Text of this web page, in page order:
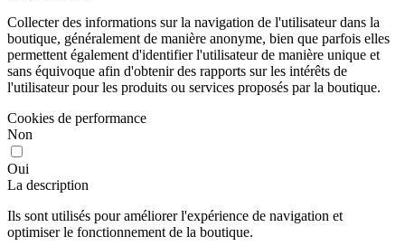
Collecter des informations sur la navigation de l'utilisateur dans la
boutique, généralement de manière anonyme, bien que parfois elles
permettent également d'identifier l'utilisateur de manière unique et
sans équivoque afin d'obtenir des rapports sur les intérêts de
l'utilisateur pour les produits ou services proposés par la boutique.
Cookies de performance
Non
Oui
La description
Ils sont utilisés pour améliorer l'expérience de navigation et
optimiser le fonctionnement de la boutique.